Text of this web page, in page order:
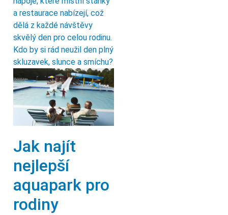
a restaurace nabízejí, což
dělá z každé návštěvy
skvělý den pro celou rodinu.
Kdo by si rád neužil den plný
skluzavek, slunce a smíchu?
Jak najít
nejlepší
aquapark pro
rodiny